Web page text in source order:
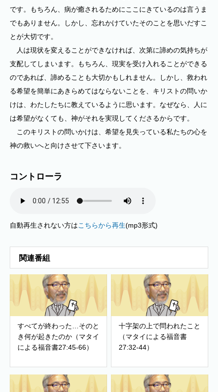
です。もちろん、病が癒されるためにここにきているのは言うま
でもありません。しかし、忘れかけていたそのことを思いだすこ
とが大切です。
人は現状を変えることができなければ、次第に諦めの気持ちが
支配してしまいます。もちろん、現実を受け入れることができる
のであれば、諦めることも大切かもしれません。しかし、救われ
る希望を簡単にあきらめてはならないことを、キリストの問いか
けは、わたしたちに教えているように思います。なぜなら、人に
は希望がなくても、神がそれを実現してくださるからです。
このキリストの問いかけは、希望を見失っている私たちの心を
神の救いへと向けさせて下さいます。
コントローラ
自動再生されない方はこちらから再生(mp3形式)
関連番組
すべてが終わった…そのと
き何が起きたのか（マタイ
による福音書27:45-66）
十字架の上で問われたこと
（マタイによる福音書
27:32-44）